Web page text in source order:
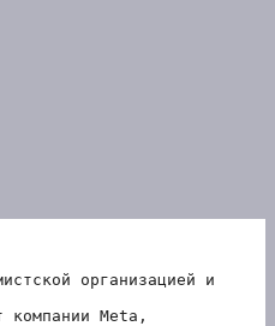
организацией и
компании Meta,